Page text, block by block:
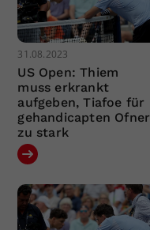
31.08.2023
US Open: Thiem
muss erkrankt
aufgeben, Tiafoe für
gehandicapten Ofner
zu stark